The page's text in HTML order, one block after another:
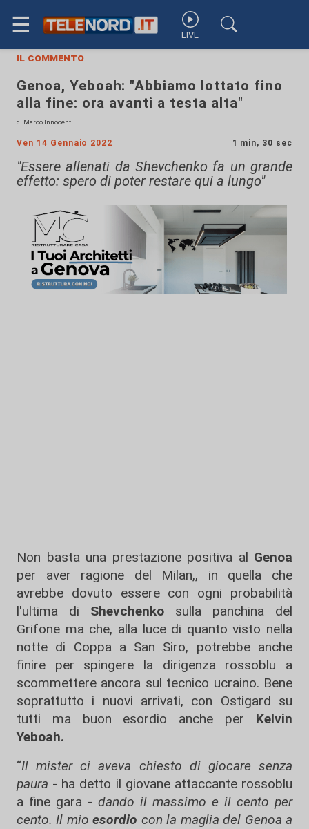
☰ LIVE
il commento
Genoa, Yeboah: "Abbiamo lottato fino
alla fine: ora avanti a testa alta"
di Marco Innocenti
Ven 14 Gennaio 2022 1 min, 30 sec
"Essere allenati da Shevchenko fa un grande
effetto: spero di poter restare qui a lungo"
Non basta una prestazione positiva al Genoa
per aver ragione del Milan,, in quella che
avrebbe dovuto essere con ogni probabilità
l'ultima di Shevchenko sulla panchina del
Grifone ma che, alla luce di quanto visto nella
notte di Coppa a San Siro, potrebbe anche
finire per spingere la dirigenza rossoblu a
scommettere ancora sul tecnico ucraino. Bene
soprattutto i nuovi arrivati, con Ostigard su
tutti ma buon esordio anche per Kelvin
Yeboah.
“Il mister ci aveva chiesto di giocare senza
paura - ha detto il giovane attaccante rossoblu
a fine gara - dando il massimo e il cento per
cento. Il mioesordio con la maglia del Genoa a